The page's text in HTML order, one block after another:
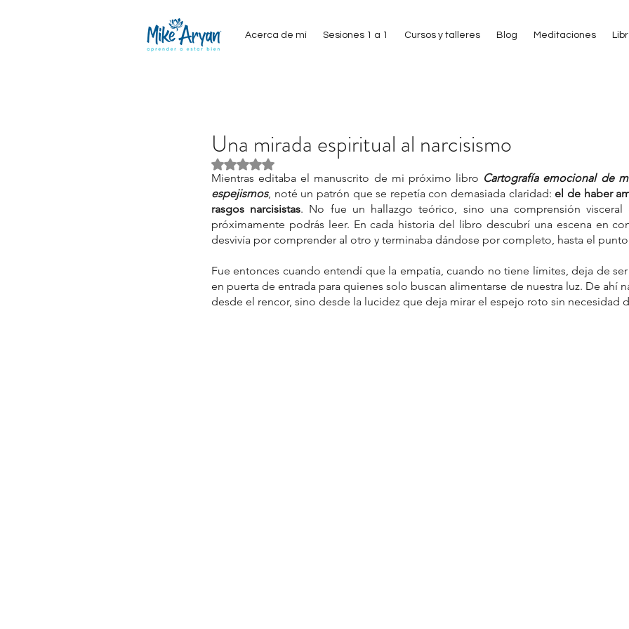
Acerca de mí Sesiones 1 a 1 Cursos y talleres Blog Meditaciones
Our Recent Posts
Una mirada espiritual al narcisismo
Obtuvo NaN de 5 estrellas.
Mientras editaba el manuscrito de mi próximo libro Cartografía emocional de
espejismos, noté un patrón que se repetía con demasiada claridad: el de haber
rasgos narcisistas. No fue un hallazgo teórico, sino una comprensión visceral
próximamente podrás leer. En cada historia del libro descubrí una escena en
desvivía por comprender al otro y terminaba dándose por completo, hasta el
Fue entonces cuando entendí que la empatía, cuando no tiene límites, deja de
en puerta de entrada para quienes solo buscan alimentarse de nuestra luz. De ahí
desde el rencor, sino desde la lucidez que deja mirar el espejo roto sin necesidad